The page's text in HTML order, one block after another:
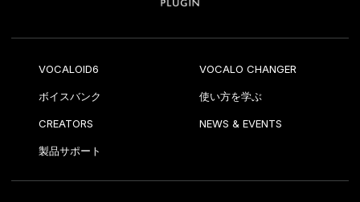
VOCALOID6 VOCALO CHANGER
ボイスバンク 使い方を学ぶ
CREATORS NEWS & EVENTS
製品サポート